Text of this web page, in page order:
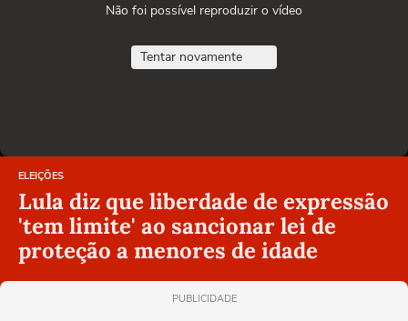
Não foi possível reproduzir o vídeo
Tentar novamente
ELEIÇÕES
Lula diz que liberdade de expressão
'tem limite' ao sancionar lei de
proteção a menores de idade
PUBLICIDADE